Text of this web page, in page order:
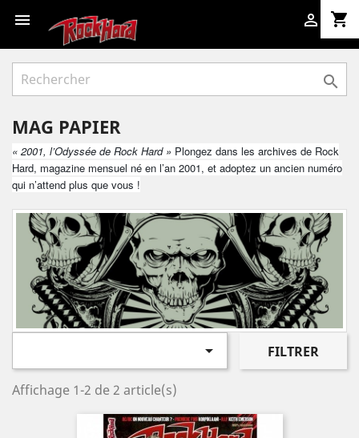
 shopping_cart


MAG PAPIER
« 2001, l’Odyssée de Rock Hard » Plongez dans les archives de Rock
Hard, magazine mensuel né en l’an 2001, et adoptez un ancien numéro
qui n’attend plus que vous !
 FILTRER
Affichage 1-2 de 2 article(s)